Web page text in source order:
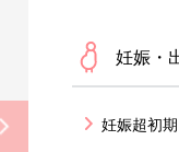
妊娠・
妊娠超初期